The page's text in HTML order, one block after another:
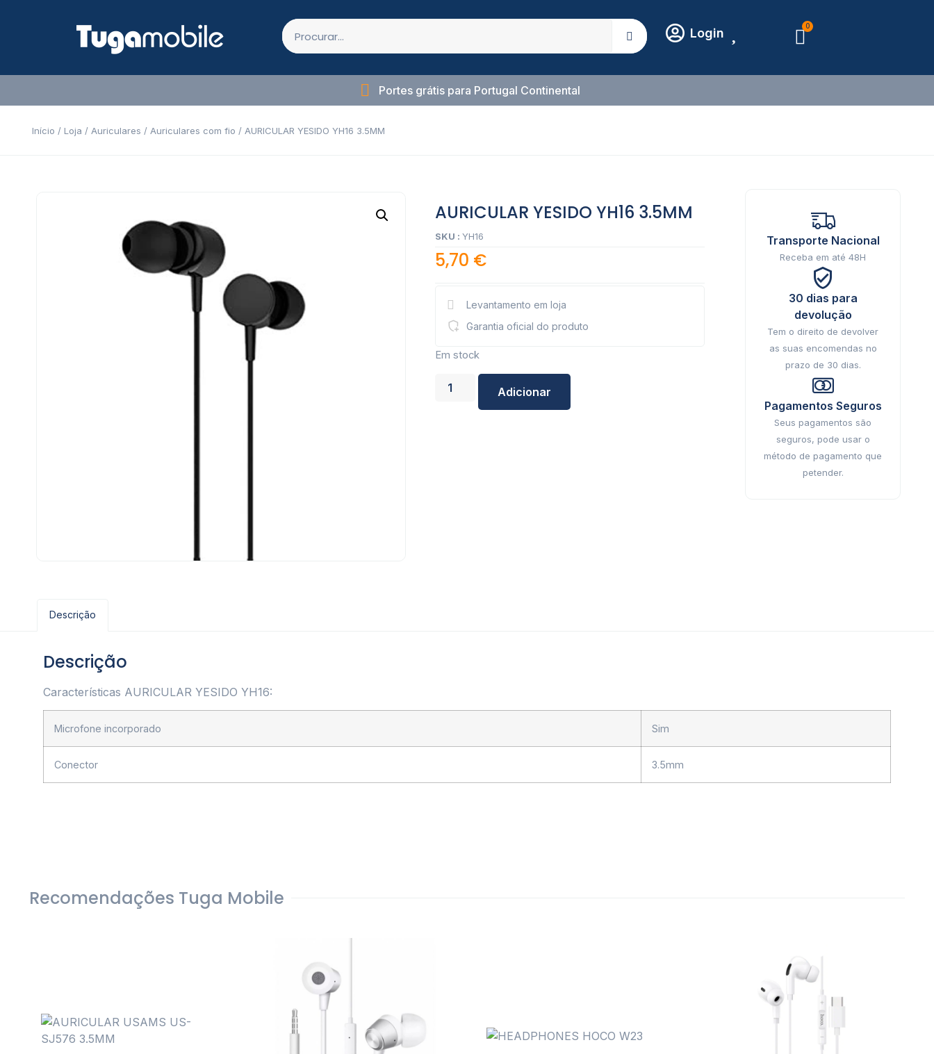
Login 0
Portes grátis para Portugal Continental
Início / Loja / Auriculares / Auriculares com fio / AURICULAR YESIDO YH16 3.5MM
AURICULAR YESIDO YH16 3.5MM
SKU :YH16
5,70 €
Levantamento em loja
Garantia oficial do produto
Em stock
Adicionar
Transporte Nacional
Receba em até 48H
30 dias para
devolução
Tem o direito de devolver
as suas encomendas no
prazo de 30 dias.
Pagamentos Seguros
Seus pagamentos são
seguros, pode usar o
método de pagamento que
petender.
Descrição
Descrição
Características AURICULAR YESIDO YH16:
Microfone incorporado Sim
Conector 3.5mm
Recomendações Tuga Mobile